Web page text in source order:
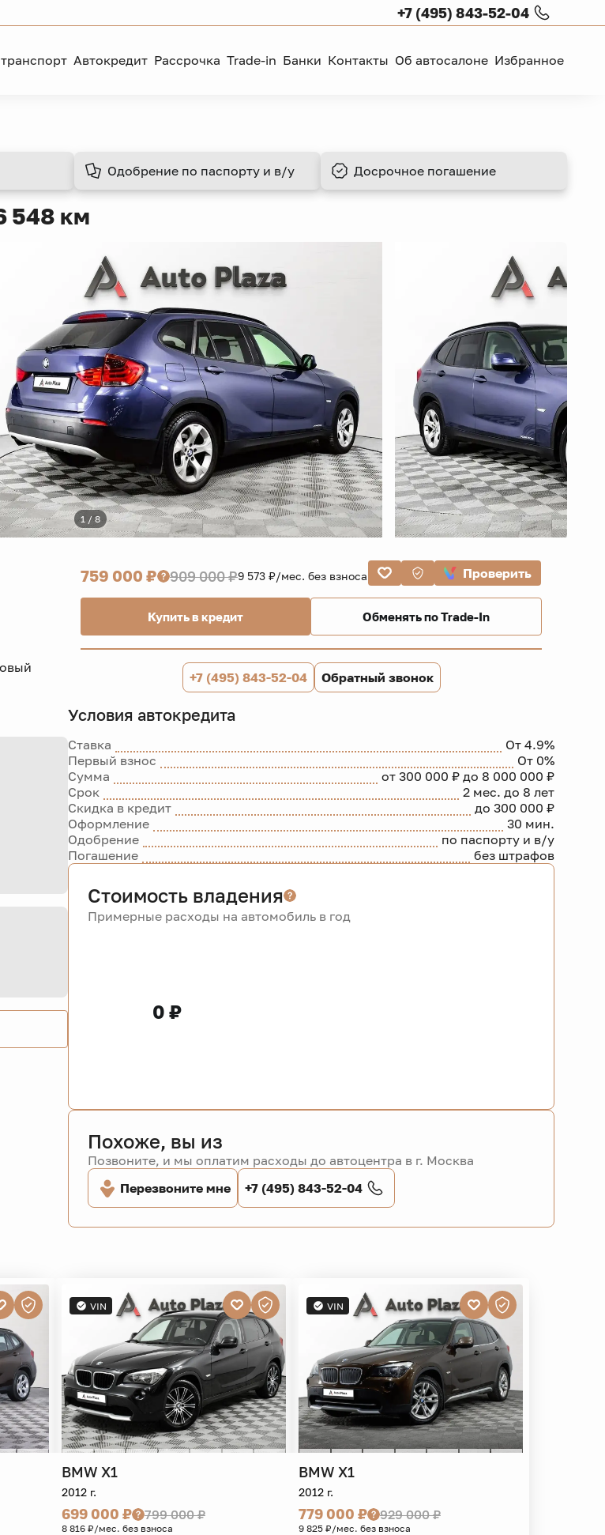
+7 (495) 843-52-04
Автокредит Рассрочка Trade-in Банки Контакты Об автосалоне Избранное
Одобрение по паспорту и в/у Досрочное погашение
548 км
1 / 8
759 000 ₽ 909 000 ₽9 573 ₽/мес. без взноса Проверить
Купить в кредит Обменять по Trade-In
+7 (495) 843-52-04 Обратный звонок
Условия автокредита
Ставка
От 4.9%
Первый взнос
От 0%
Сумма
от 300 000 ₽ до 8 000 000 ₽
Срок
2 мес. до 8 лет
Скидка в кредит
до 300 000 ₽
Оформление
30 мин.
Одобрение
по паспорту и в/у
Погашение
без штрафов
Стоимость владения
Примерные расходы на автомобиль в год
0 ₽
Похоже, вы из
Позвоните, и мы оплатим расходы до автоцентра в г. Москва
Перезвоните мне
+7 (495) 843-52-04
VIN
BMW X1
2012 г.
699 000 ₽ 799 000 ₽
8 816 ₽/мес. без взноса
VIN
BMW X1
2012 г.
779 000 ₽ 929 000 ₽
9 825 ₽/мес. без взноса